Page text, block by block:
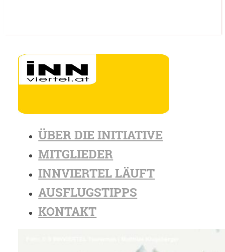
ÜBER DIE INITIATIVE
MITGLIEDER
INNVIERTEL LÄUFT
AUSFLUGSTIPPS
KONTAKT